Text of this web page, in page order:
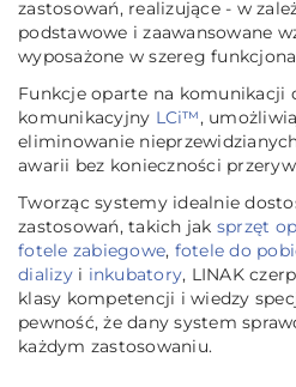
zastosowań, realizujące - w
podstawowe i zaawansowane
wyposażone w szereg
Funkcje oparte na komunikacji
komunikacyjny LCi™,
eliminowanie
awarii bez konieczności
Tworząc systemy idealnie
zastosowań, takich jak sprzęt
fotele zabiegowe, fotele do
dializyi inkubatory, LINAK
klasy kompetencji i wiedzy
pewność, że dany system
każdym zastosowaniu.